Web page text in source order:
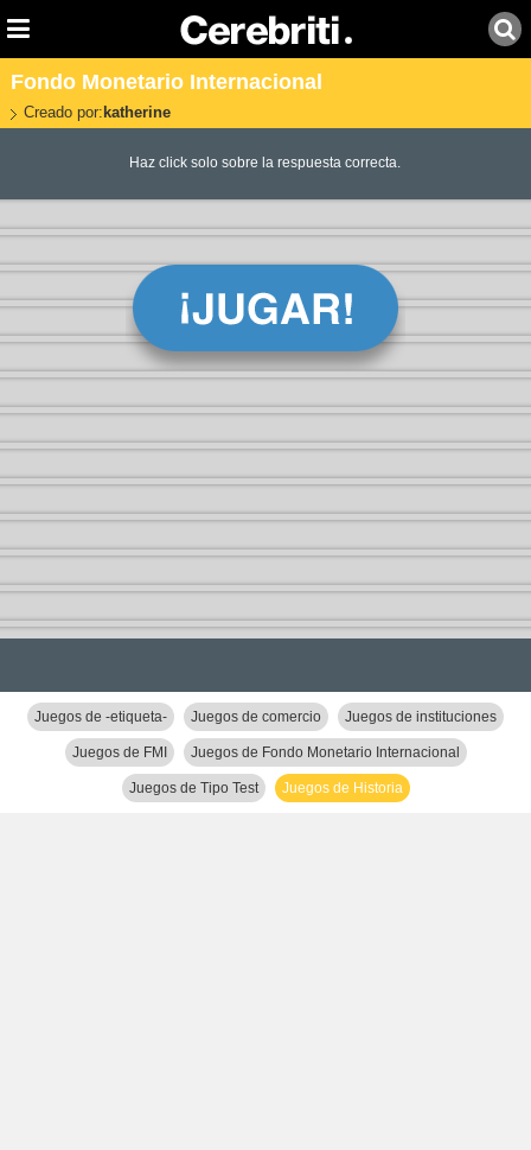
Fondo Monetario Internacional
Creado por: katherine
Haz click solo sobre la respuesta correcta.
Juegos de -etiqueta- Juegos de comercio Juegos de instituciones
Juegos de FMI Juegos de Fondo Monetario Internacional
Juegos de Tipo Test Juegos de Historia